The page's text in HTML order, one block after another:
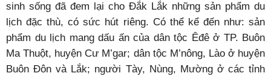
sinh sống đã đem lại cho Đắk Lắk những sản phẩm du
lịch đặc thù, có sức hút riêng. Có thể kể đến như: sản
phẩm du lịch mang dấu ấn của dân tộc Êđê ở TP. Buôn
Ma Thuột, huyện Cư M’gar; dân tộc M’nông, Lào ở huyện
Buôn Đôn và Lắk; người Tày, Nùng, Mường ở các tỉnh